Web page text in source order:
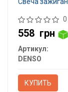
558 грн
Артикул:
DENSO
КУПИТЬ